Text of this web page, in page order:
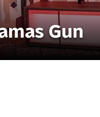
Gun